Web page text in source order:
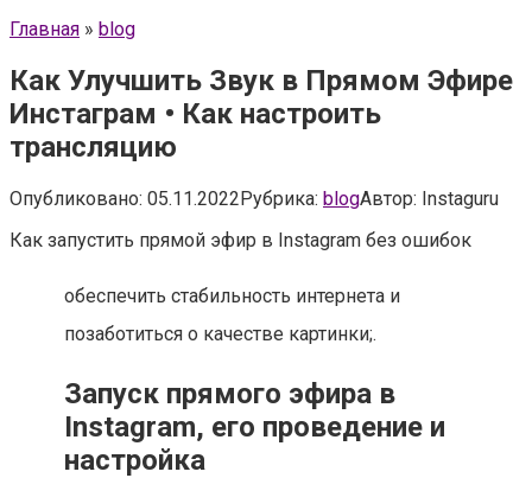
Главная » blog
Как Улучшить Звук в Прямом Эфире
Инстаграм • Как настроить
трансляцию
Опубликовано: 05.11.2022Рубрика: blogАвтор: Instaguru
Как запустить прямой эфир в Instagram без ошибок
обеспечить стабильность интернета и
позаботиться о качестве картинки;.
Запуск прямого эфира в
Instagram, его проведение и
настройка